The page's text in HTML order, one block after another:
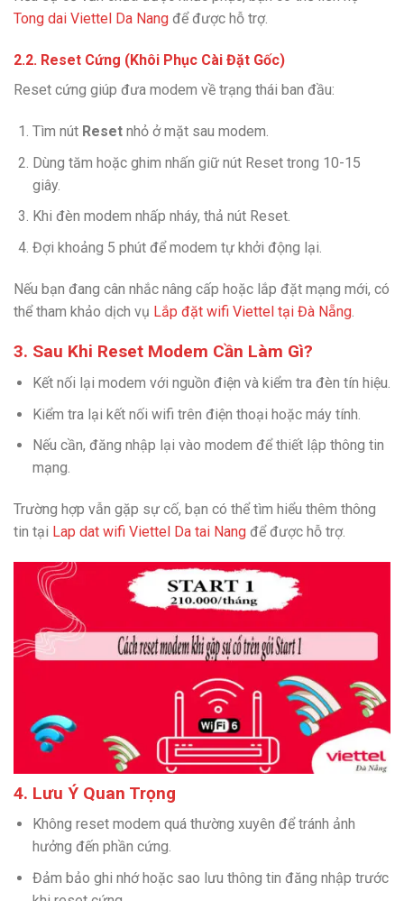
Tong dai Viettel Da Nang để được hỗ trợ.
2.2. Reset Cứng (Khôi Phục Cài Đặt Gốc)
Reset cứng giúp đưa modem về trạng thái ban đầu:
Tìm nút Resetnhỏ ở mặt sau modem.
Dùng tăm hoặc ghim nhấn giữ nút Reset trong 10-15
giây.
Khi đèn modem nhấp nháy, thả nút Reset.
Đợi khoảng 5 phút để modem tự khởi động lại.
Nếu bạn đang cân nhắc nâng cấp hoặc lắp đặt mạng mới, có
thể tham khảo dịch vụ Lắp đặt wifi Viettel tại Đà Nẵng
3. Sau Khi Reset Modem Cần Làm Gì?
Kết nối lại modem với nguồn điện và kiểm tra đèn tín hiệu.
Kiểm tra lại kết nối wifi trên điện thoại hoặc máy tính.
Nếu cần, đăng nhập lại vào modem để thiết lập thông tin
mạng.
Trường hợp vẫn gặp sự cố, bạn có thể tìm hiểu thêm thông
tin tại Lap dat wifi Viettel Da tai Nang để được hỗ trợ.
4. Lưu Ý Quan Trọng
Không reset modem quá thường xuyên để tránh ảnh
hưởng đến phần cứng.
Đảm bảo ghi nhớ hoặc sao lưu thông tin đăng nhập trước